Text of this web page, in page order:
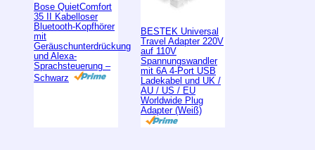
Bose QuietComfort
35 II Kabelloser
Bluetooth-Kopfhörer
mit
Geräuschunterdrückung
und Alexa-
Sprachsteuerung –
Schwarz
BESTEK Universal
Travel Adapter 220V
auf 110V
Spannungswandler
mit 6A 4-Port USB
Ladekabel und UK /
AU / US / EU
Worldwide Plug
Adapter (Weiß)